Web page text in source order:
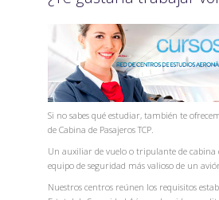
Si no sabes qué estudiar, también te
de Cabina de Pasajeros TCP.
Un auxiliar de vuelo o tripulante de cabina
equipo de seguridad más valioso de un
Nuestros centros reúnen los requisitos